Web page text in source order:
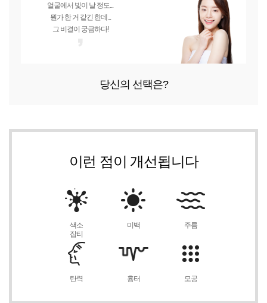
얼굴에서 빛이 날 정도...
뭔가 한 거 같긴 한데...
그 비결이 궁금하다!
당신의 선택은?
이런 점이 개선됩니다
색소
잡티
미백 주름
탄력 흉터 모공